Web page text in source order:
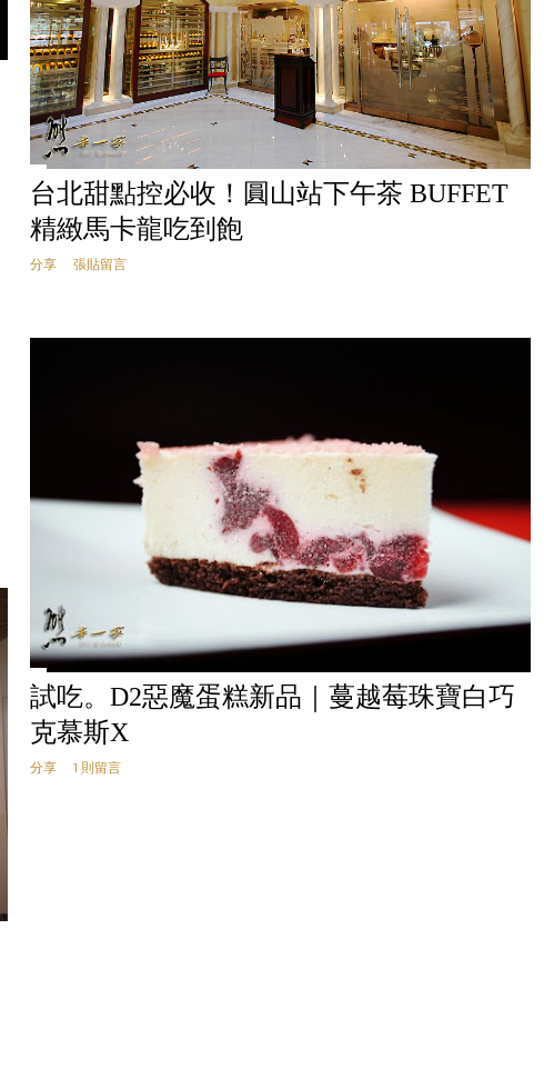
台北甜點控必收！圓山站下午茶 BUFFET
精緻馬卡龍吃到飽
分享 張貼留言
試吃。D2惡魔蛋糕新品｜蔓越莓珠寶白巧
克慕斯X
分享 1 則留言